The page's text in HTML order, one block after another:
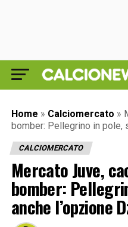
Home » Calciomercato »
bomber: Pellegrino in pole,
CALCIOMERCATO
Mercato Juve,
bomber:
anche l’opzione